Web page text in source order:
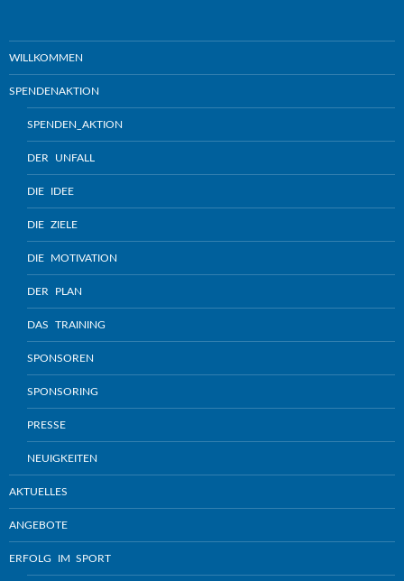
WILLKOMMEN
SPENDENAKTION
SPENDEN_AKTION
DER UNFALL
DIE IDEE
DIE ZIELE
DIE MOTIVATION
DER PLAN
DAS TRAINING
SPONSOREN
SPONSORING
PRESSE
NEUIGKEITEN
AKTUELLES
ANGEBOTE
ERFOLG IM SPORT